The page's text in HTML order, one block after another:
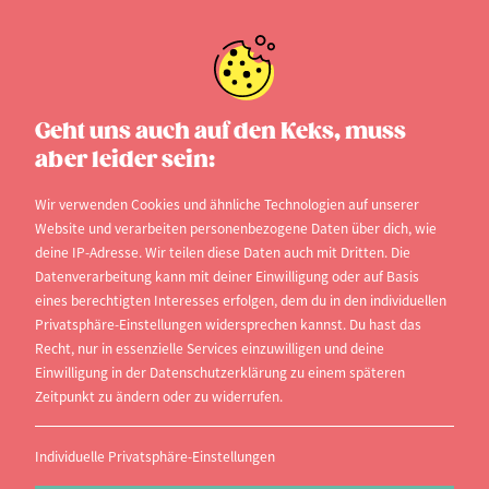
Geht uns auch auf den Keks, muss
aber leider sein:
Wir verwenden Cookies und ähnliche Technologien auf unserer
Website und verarbeiten personenbezogene Daten über dich, wie
deine IP-Adresse. Wir teilen diese Daten auch mit Dritten. Die
Datenverarbeitung kann mit deiner Einwilligung oder auf Basis
eines berechtigten Interesses erfolgen, dem du in den individuellen
Privatsphäre-Einstellungen widersprechen kannst. Du hast das
Recht, nur in essenzielle Services einzuwilligen und deine
Einwilligung in der Datenschutzerklärung zu einem späteren
Zeitpunkt zu ändern oder zu widerrufen.
Individuelle Privatsphäre-Einstellungen